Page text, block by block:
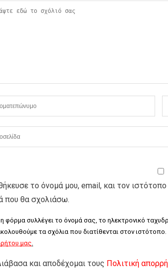
το όνομά μου, email, και τον
που θα σχολιάσω.
φόρμα συλλέγει το όνομά σας, το ηλεκτρονικό
τα σχόλια που διατίθενται στον
μας.
και αποδέχομαι τους Πολιτική